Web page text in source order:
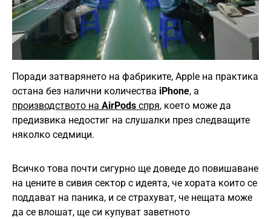
Поради затварянето на фабриките, Apple на практика
остана без налични количества iPhone, а
производството на AirPods спря, което може да
предизвика недостиг на слушалки през следващите
няколко седмици.
Всичко това почти сигурно ще доведе до повишаване
на цените в сивия сектор с идеята, че хората които се
поддават на паника, и се страхуват, че нещата може
да се влошат, ще си купуват заветното